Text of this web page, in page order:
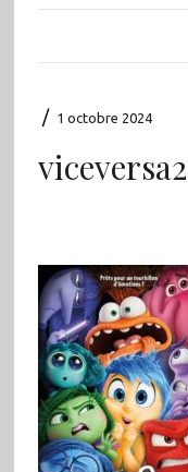
/ 1 octobre 2024
viceversa2